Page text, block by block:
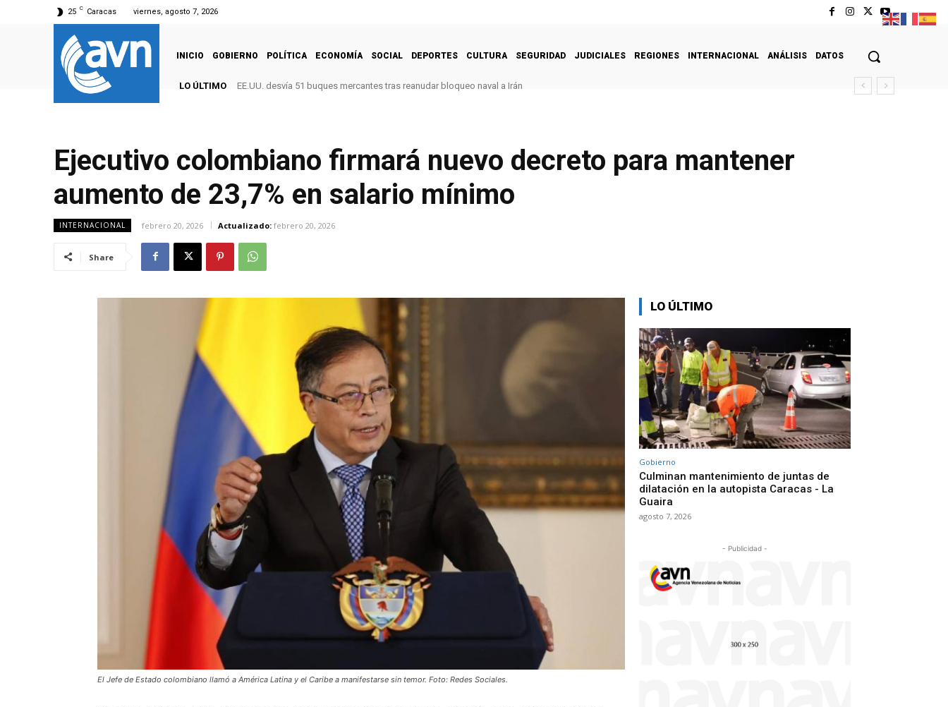
25 C Caracas viernes, agosto 7, 2026
INICIO GOBIERNO POLÍTICA ECONOMÍA SOCIAL DEPORTES CULTURA SEGURIDAD JUDICIALES REGIONES INTERNACIONAL ANÁLISIS DATOS
LO ÚLTIMO EE.UU. desvía 51 buques mercantes tras reanudar bloqueo naval a Irán
Ejecutivo colombiano firmará nuevo decreto para mantener
aumento de 23,7% en salario mínimo
INTERNACIONAL febrero 20, 2026 Actualizado: febrero 20, 2026
Share
El Jefe de Estado colombiano llamó a América Latina y el Caribe a manifestarse sin temor. Foto: Redes Sociales.
LO ÚLTIMO
Gobierno
Culminan mantenimiento de juntas de
dilatación en la autopista Caracas - La
Guaira
agosto 7, 2026
- Publicidad -